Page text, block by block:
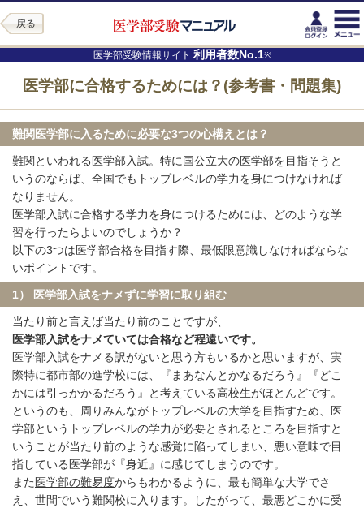
戻る
医学部受験情報サイト 利用者数No.1※
医学部に合格するためには？(参考書・問題集)
難関医学部に入るために必要な3つの心構えとは？
難関といわれる医学部入試。特に国公立大の医学部を目指そうと
いうのならば、全国でもトップレベルの学力を身につけなければ
なりません。
医学部入試に合格する学力を身につけるためには、どのような学
習を行ったらよいのでしょうか？
以下の3つは医学部合格を目指す際、最低限意識しなければならな
いポイントです。
1） 医学部入試をナメずに学習に取り組む
当たり前と言えば当たり前のことですが、
医学部入試をナメていては合格など程遠いです。
医学部入試をナメる訳がないと思う方もいるかと思いますが、実
際特に都市部の進学校には、『まあなんとかなるだろう』『どこ
かには引っかかるだろう』と考えている高校生がほとんどです。
というのも、周りみんながトップレベルの大学を目指すため、医
学部というトップレベルの学力が必要とされるところを目指すと
いうことが当たり前のような感覚に陥ってしまい、悪い意味で目
指している医学部が『身近』に感じてしまうのです。
また 医学部の難易度からもわかるように、最も簡単な大学でさ
え、世間でいう難関校に入ります。したがって、最悪どこかに受